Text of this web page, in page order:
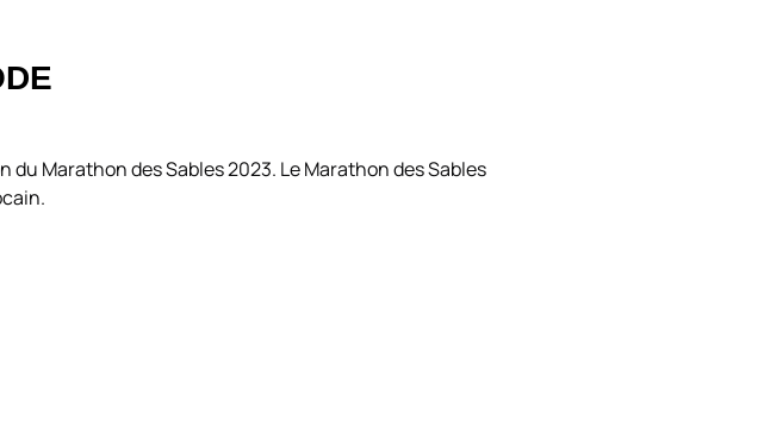
du Marathon des Sables 2023. Le Marathon des Sables